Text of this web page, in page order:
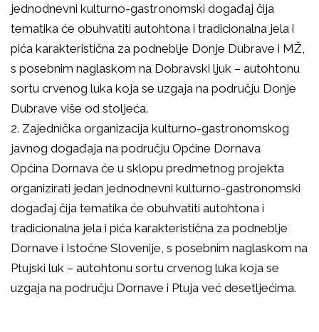
jednodnevni kulturno-gastronomski događaj čija
tematika će obuhvatiti autohtona i tradicionalna jela i
pića karakteristična za podneblje Donje Dubrave i MŽ,
s posebnim naglaskom na Dobravski ljuk – autohtonu
sortu crvenog luka koja se uzgaja na području Donje
Dubrave više od stoljeća.
2. Zajednička organizacija kulturno-gastronomskog
javnog događaja na području Općine Dornava
Općina Dornava će u sklopu predmetnog projekta
organizirati jedan jednodnevni kulturno-gastronomski
događaj čija tematika će obuhvatiti autohtona i
tradicionalna jela i pića karakteristična za podneblje
Dornave i Istočne Slovenije, s posebnim naglaskom na
Ptujski luk – autohtonu sortu crvenog luka koja se
uzgaja na području Dornave i Ptuja već desetljećima.